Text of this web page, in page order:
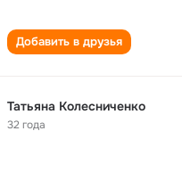
Добавить в друзья
Татьяна Колесниченко
32 года